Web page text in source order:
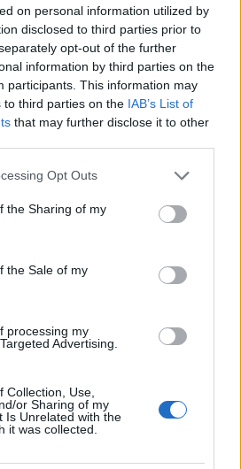
on personal information utilized by
disclosed to third parties prior to
opt-out of the further
information by third parties on the
participants. This information may
to third parties on the IAB’s List of
that may further disclose it to other
app uses one or more Google
usage behaviour. You may click to
Google and its third-party tags to
specified purposes in below Google
Opt Outs
the Sharing of my
the Sale of my
processing my
Advertising.
Collection, Use,
or Sharing of my
Is Unrelated with the
it was collected.
ή
ή
Ιστορίας,
ή
Πολιτικής
Κοινωνικής
ή
ή
και
319
1300,
3057 έως
και
Δημόσιας
320